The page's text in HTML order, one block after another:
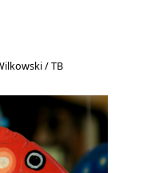
/ TB